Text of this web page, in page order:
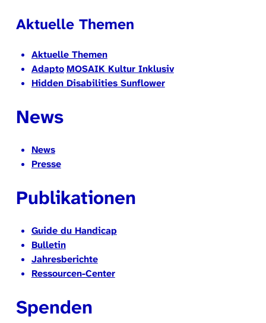
Aktuelle Themen
Aktuelle Themen
Adapto MOSAIK Kultur Inklusiv
Hidden Disabilities Sunflower
News
News
Presse
Publikationen
Guide du Handicap
Bulletin
Jahresberichte
Ressourcen-Center
Spenden